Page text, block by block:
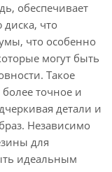
обеспечивает
что
что особенно
могут быть
Такое
точное и
детали и
Независимо
для
идеальным